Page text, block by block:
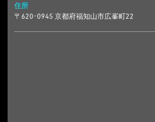
住所
〒620-0945 京都府福知山市広峯町22